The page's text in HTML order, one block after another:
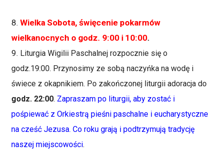
8. Wielka Sobota, święcenie pokarmów
wielkanocnych o godz. 9:00 i 10:00.
9. Liturgia Wigilii Paschalnej rozpocznie się o
godz.19:00. Przynosimy ze sobą naczyńka na wodę i
świece z okapnikiem. Po zakończonej liturgii adoracja do
godz. 22:00. Zapraszam po liturgii, aby zostać i
pośpiewać z Orkiestrą pieśni paschalne i eucharystyczne
na cześć Jezusa. Co roku grają i podtrzymują tradycję
naszej miejscowości.